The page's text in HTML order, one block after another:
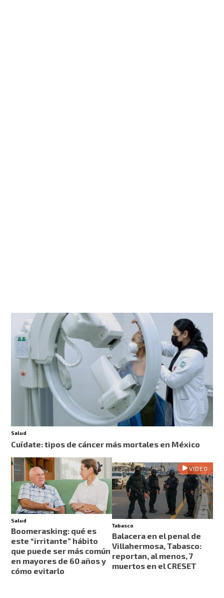
Salud
Cuídate: tipos de cáncer más mortales en México
Salud
Boomerasking: qué es
este “irritante” hábito
que puede ser más común
en mayores de 60 años y
cómo evitarlo
VIDEO
Tabasco
Balacera en el penal de
Villahermosa, Tabasco:
reportan, al menos, 7
muertos en el CRESET